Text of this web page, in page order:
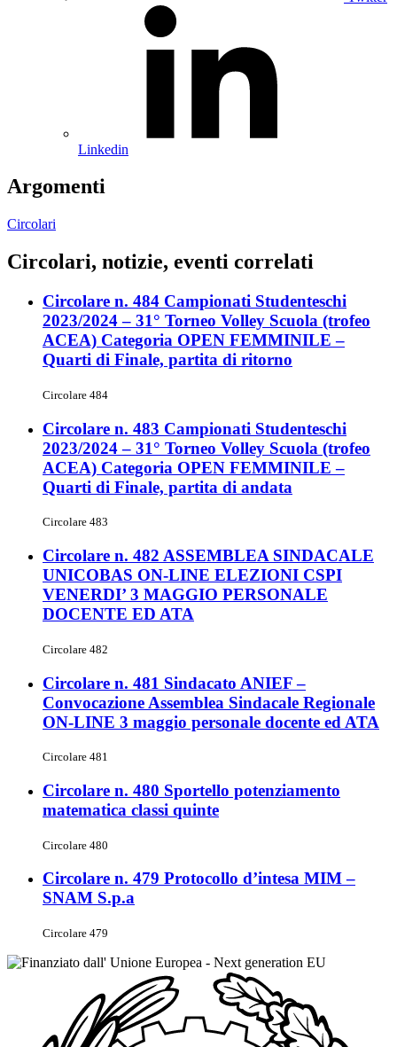
Linkedin
Argomenti
Circolari
Circolari, notizie, eventi correlati
Circolare n. 484 Campionati Studenteschi
2023/2024 – 31° Torneo Volley Scuola (trofeo
ACEA) Categoria OPEN FEMMINILE –
Quarti di Finale, partita di ritorno
Circolare 484
Circolare n. 483 Campionati Studenteschi
2023/2024 – 31° Torneo Volley Scuola (trofeo
ACEA) Categoria OPEN FEMMINILE –
Quarti di Finale, partita di andata
Circolare 483
Circolare n. 482 ASSEMBLEA SINDACALE
UNICOBAS ON-LINE ELEZIONI CSPI
VENERDI’ 3 MAGGIO PERSONALE
DOCENTE ED ATA
Circolare 482
Circolare n. 481 Sindacato ANIEF –
Convocazione Assemblea Sindacale Regionale
ON-LINE 3 maggio personale docente ed ATA
Circolare 481
Circolare n. 480 Sportello potenziamento
matematica classi quinte
Circolare 480
Circolare n. 479 Protocollo d’intesa MIM –
SNAM S.p.a
Circolare 479